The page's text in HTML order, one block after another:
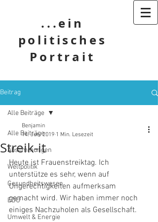
...ein
politisches
Portrait
Beitrag
Alle Beiträge
Abstimmungen
Weltpolitik
Gesundheitswesen
EDU
Umwelt & Energie
Alle Beiträge
Streik-it
Benjamin
14. Juni 2019 1 Min. Lesezeit
Heute ist Frauenstreiktag. Ich
unterstütze es sehr, wenn auf
Ungerechtigkeiten aufmerksam
gemacht wird. Wir haben immer noch
einiges Nachzuholen als Gesellschaft.